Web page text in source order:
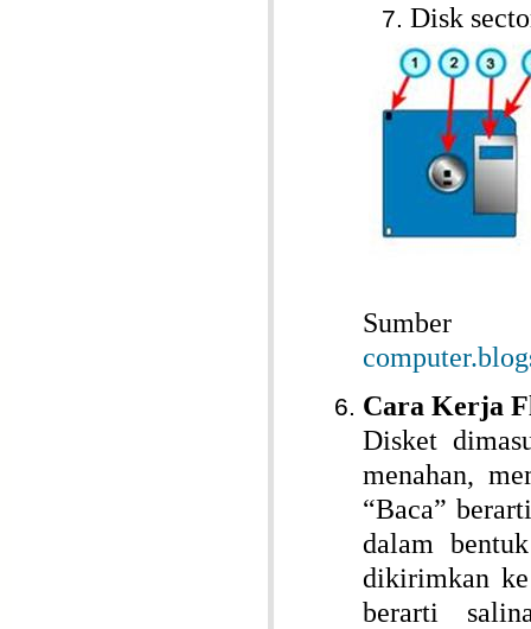
Disk
Cara Kerja
Disket
menahan,
“Baca”
dalam
dikirimkan
berarti